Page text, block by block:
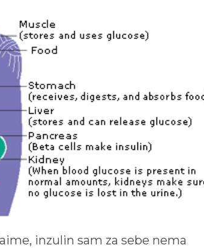
inzulin sam za sebe nema